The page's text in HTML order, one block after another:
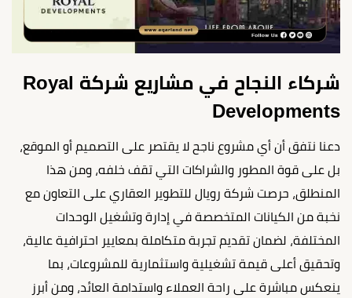
شركاء النجاح في مشاريع شركة Royal
Developments
دعنا نتفق أن أي مشروع ناجح لا يقتصر على التصميم أو الموقع،
بل على قوة المطور والشراكات التي تقف خلفه، ومن هذا
المنطلق، حرصت شركة رويال للتطوير العقاري على التعاون مع
نخبة من الكيانات المتخصصة في إدارة وتشغيل الوحدات
المختلفة، لضمان تقديم تجربة متكاملة بمعايير احترافية عالية،
وتحقيق أعلى قيمة تشغيلية واستثمارية للمشروعات، بما
ينعكس مباشرة على راحة العملاء واستدامة العائد، ومن أبرز